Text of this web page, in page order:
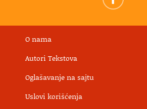
O nama
Autori Tekstova
Oglašavanje na sajtu
Uslovi korišćenja